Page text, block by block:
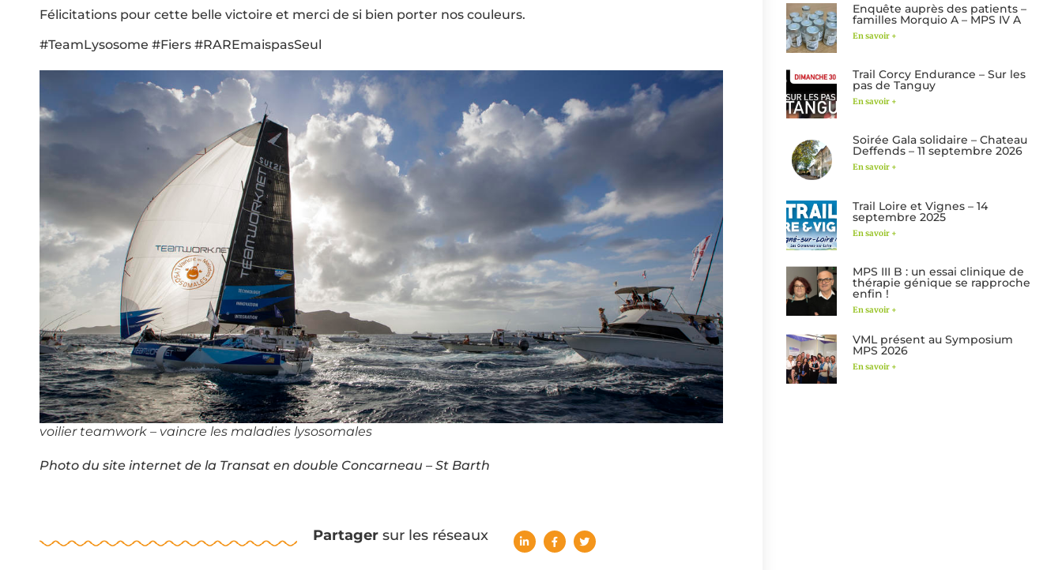
Félicitations pour cette belle victoire et merci de si bien porter nos couleurs.
#TeamLysosome #Fiers #RAREmaispasSeul
voilier teamwork – vaincre les maladies lysosomales
Photo du site internet de la Transat en double Concarneau – St Barth
Partagersur les réseaux
Enquête auprès des patients –
familles Morquio A – MPS IV A
En savoir +
Trail Corcy Endurance – Sur les
pas de Tanguy
En savoir +
Soirée Gala solidaire – Chateau
Deffends – 11 septembre 2026
En savoir +
Trail Loire et Vignes – 14
septembre 2025
En savoir +
MPS III B : un essai clinique de
thérapie génique se rapproche
enfin !
En savoir +
VML présent au Symposium
MPS 2026
En savoir +